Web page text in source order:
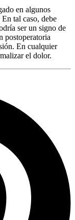
en algunos
En tal caso, debe
ser un signo de
postoperatoria
En cualquier
el dolor.